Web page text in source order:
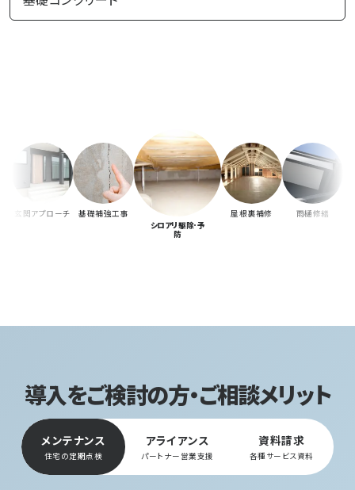
玄関アプローチ
基礎補強工事
シロアリ駆除･予
防
屋根裏補修 雨樋修繕
導入をご検討の方・ご相談メリット
メンテナンス
住宅の定期点検
アライアンス
パートナー営業支援
資料請求
各種サービス資料